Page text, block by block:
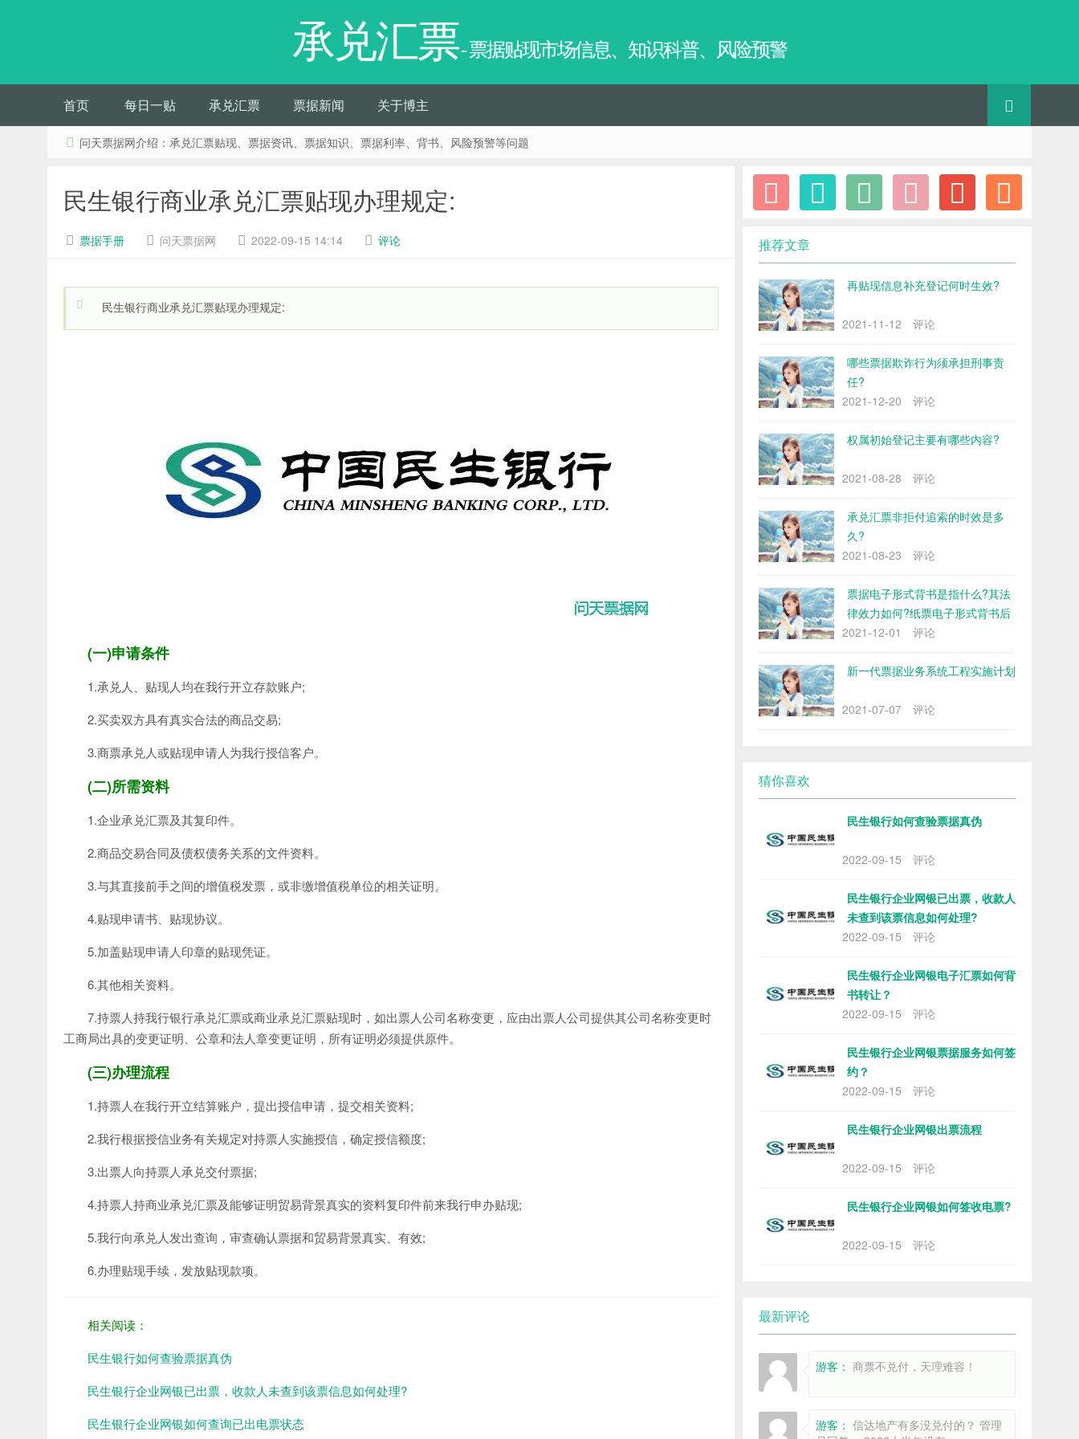
承兑汇票- 票据贴现市场信息、知识科普、风险预警
首页 每日一贴 承兑汇票 票据新闻 关于博主
问天票据网介绍：承兑汇票贴现、票据资讯、票据知识、票据利率、背书、风险预警等问题
民生银行商业承兑汇票贴现办理规定:
票据手册 问天票据网 2022-09-15 14:14 评论
民生银行商业承兑汇票贴现办理规定:
(一)申请条件
1.承兑人、贴现人均在我行开立存款账户;
2.买卖双方具有真实合法的商品交易;
3.商票承兑人或贴现申请人为我行授信客户。
(二)所需资料
1.企业承兑汇票及其复印件。
2.商品交易合同及债权债务关系的文件资料。
3.与其直接前手之间的增值税发票，或非缴增值税单位的相关证明。
4.贴现申请书、贴现协议。
5.加盖贴现申请人印章的贴现凭证。
6.其他相关资料。
7.持票人持我行银行承兑汇票或商业承兑汇票贴现时，如出票人公司名称变更，应由出票人公司提供其公司名称变更时
工商局出具的变更证明、公章和法人章变更证明，所有证明必须提供原件。
(三)办理流程
1.持票人在我行开立结算账户，提出授信申请，提交相关资料;
2.我行根据授信业务有关规定对持票人实施授信，确定授信额度;
3.出票人向持票人承兑交付票据;
4.持票人持商业承兑汇票及能够证明贸易背景真实的资料复印件前来我行申办贴现;
5.我行向承兑人发出查询，审查确认票据和贸易背景真实、有效;
6.办理贴现手续，发放贴现款项。
相关阅读：
民生银行如何查验票据真伪
民生银行企业网银已出票，收款人未查到该票信息如何处理?
民生银行企业网银如何查询已出电票状态
推荐文章
再贴现信息补充登记何时生效?
2021-11-12 评论
哪些票据欺诈行为须承担刑事责
任?
2021-12-20
评论
权属初始登记主要有哪些内容?
2021-08-28 评论
承兑汇票非拒付追索的时效是多
久?
2021-08-23
评论
票据电子形式背书是指什么?其法
律效力如何?纸票电子形式背书后
如何完成交付?
2021-12-01 评论
新一代票据业务系统工程实施计划
2021-07-07 评论
猜你喜欢
民生银行如何查验票据真伪
2022-09-15 评论
民生银行企业网银已出票，收款人
未查到该票信息如何处理?
2022-09-15
评论
民生银行企业网银电子汇票如何背
书转让？
2022-09-15
评论
民生银行企业网银票据服务如何签
约？
2022-09-15
评论
民生银行企业网银出票流程
2022-09-15 评论
民生银行企业网银如何签收电票?
2022-09-15 评论
最新评论
游客： 商票不兑付，天理难容！
游客： 信达地产有多没兑付的？ 管理